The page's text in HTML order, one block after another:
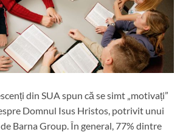
din SUA spun că se simt „motivați”
Domnul Isus Hristos, potrivit unui
Barna Group. În general, 77% dintre